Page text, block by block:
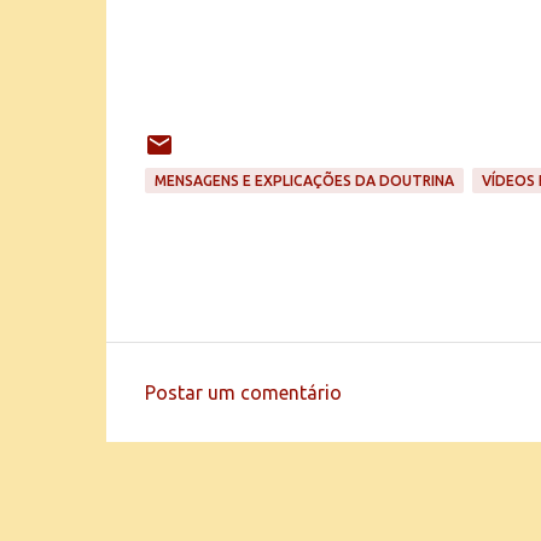
MENSAGENS E EXPLICAÇÕES DA DOUTRINA VÍDEOS
Postar um comentário